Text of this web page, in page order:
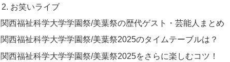
お笑いライブ
関西福祉科学大学学園祭/美葉祭の歴代ゲスト・芸能人まとめ
関西福祉科学大学学園祭/美葉祭2025のタイムテーブルは？
関西福祉科学大学学園祭/美葉祭2025をさらに楽しむコツ！